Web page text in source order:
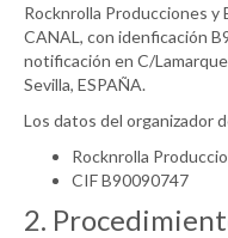
Rocknrolla Producciones y
CANAL , con idenficación
notificación en C/
Sevilla, ESPAÑA.
Los datos del organizador
Rocknrolla
CIF B90090747
2.